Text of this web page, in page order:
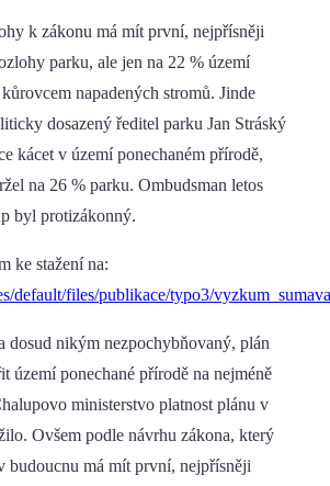
k zákonu má mít první, nejpřísněji
parku, ale jen na 22 % území
napadených stromů. Jinde
dosazený ředitel parku Jan Stráský
kácet v území ponechaném přírodě,
na 26 % parku. Ombudsman letos
byl protizákonný.
ke stažení na:
default/files/publikace/typo3/
dosud nikým nezpochybňovaný, plán
území ponechané přírodě na nejméně
ministerstvo platnost plánu v
Ovšem podle návrhu zákona, který
budoucnu má mít první, nejpřísněji